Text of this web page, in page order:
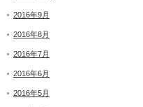
2016年9月
2016年8月
2016年7月
2016年6月
2016年5月